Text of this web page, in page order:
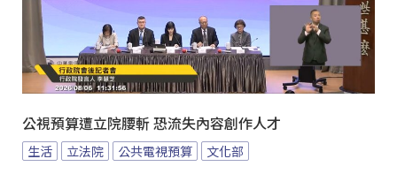
公視預算遭立院腰斬 恐流失內容創作人才
生活 立法院 公共電視預算 文化部